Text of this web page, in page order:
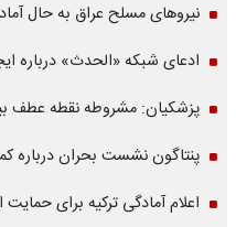
نیروهای مسلح عراق به حال
ادعای شبکه «الحدث» درباره
پزشکیان: مشروطه نقطه عطف
پنتاگون نشست بحران درباره
اعلام آمادگی ترکیه برای حمایت